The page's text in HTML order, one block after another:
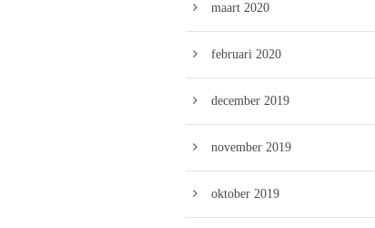
maart 2020
februari 2020
december 2019
november 2019
oktober 2019